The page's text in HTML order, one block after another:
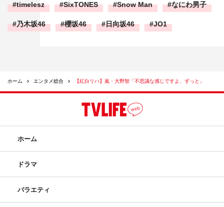
timelesz SixTONES Snow Man なにわ男子
乃木坂46 櫻坂46 日向坂46 JO1
ホーム エンタメ総合 【紅白リハ】嵐・大野智「不思議な感じですよ、ずっと」
ホーム
ドラマ
バラエティ